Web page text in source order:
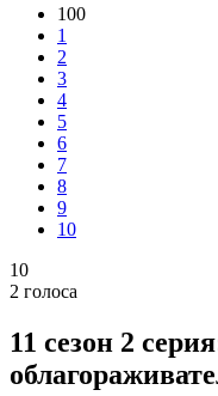
100
1
2
3
4
5
6
7
8
9
10
10
2 голоса
11 сезон 2